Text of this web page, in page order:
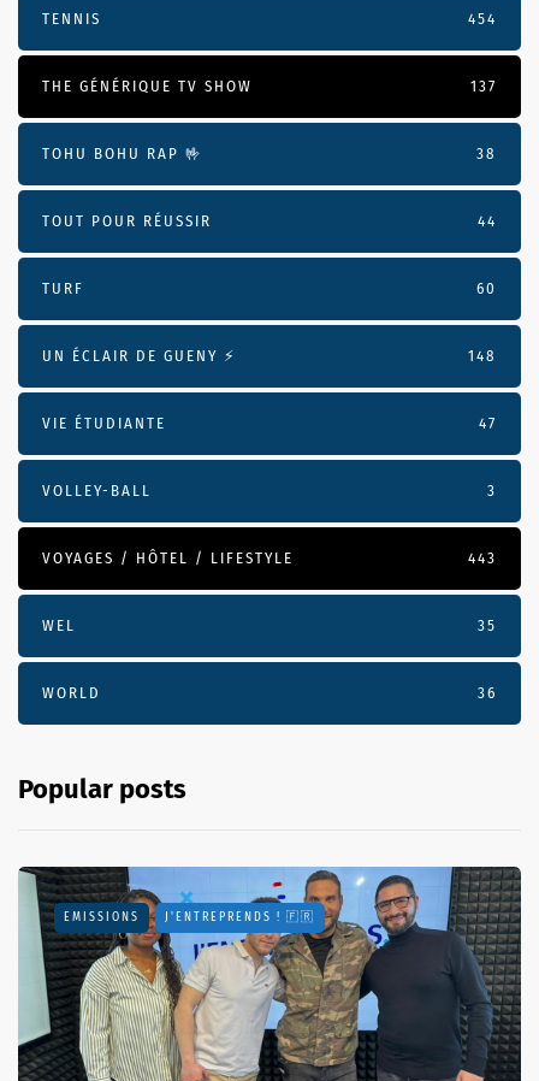
TENNIS 454
THE GÉNÉRIQUE TV SHOW 137
TOHU BOHU RAP 🤟 38
TOUT POUR RÉUSSIR 44
TURF 60
UN ÉCLAIR DE GUENY ⚡️ 148
VIE ÉTUDIANTE 47
VOLLEY-BALL 3
VOYAGES / HÔTEL / LIFESTYLE 443
WEL 35
WORLD 36
Popular posts
EMISSIONS J'ENTREPRENDS ! 🇫🇷